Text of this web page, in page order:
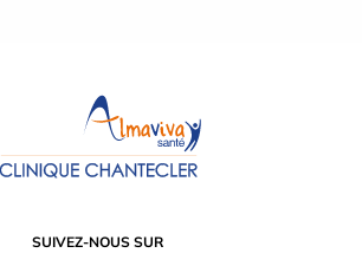
SUIVEZ-NOUS SUR